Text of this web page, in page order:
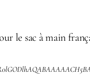
le sac à main